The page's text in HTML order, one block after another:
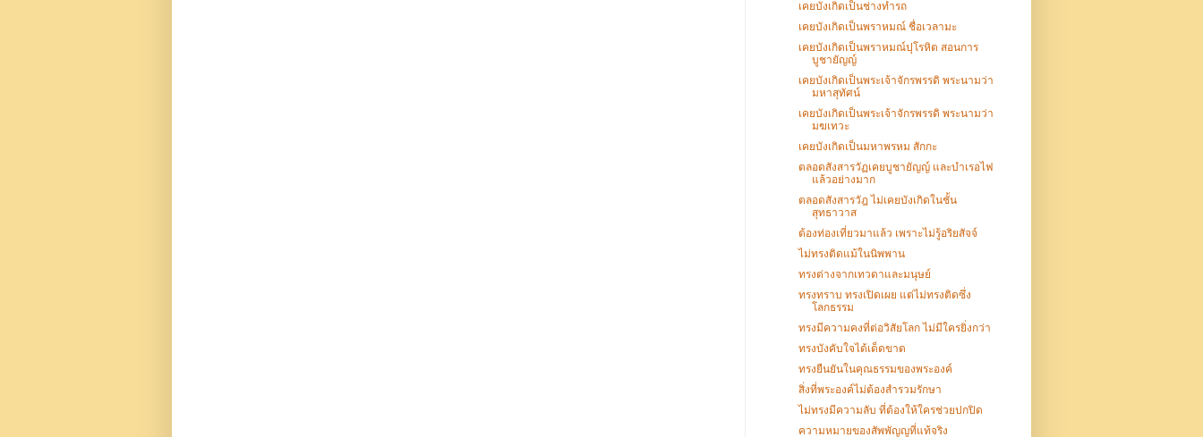
เคยบังเกิดเป็นช่างทำรถ
เคยบังเกิดเป็นพราหมณ์ ชื่อเวลามะ
เคยบังเกิดเป็นพราหมณ์ปุโรหิต สอนการ
บูชายัญญ์
เคยบังเกิดเป็นพระเจ้าจักรพรรดิ พระนามว่า
มหาสุทัศน์
เคยบังเกิดเป็นพระเจ้าจักรพรรดิ พระนามว่า
มฆเทวะ
เคยบังเกิดเป็นมหาพรหม สักกะ
ตลอดสังสารวัฏเคยบูชายัญญ์ และบำเรอไฟ
แล้วอย่างมาก
ตลอดสังสารวัฎ ไม่เคยบังเกิดในชั้น
สุทธาวาส
ต้องท่องเที่ยวมาแล้ว เพราะไม่รู้อริยสัจจ์
ไม่ทรงติดแม้ในนิพพาน
ทรงต่างจากเทวดาและมนุษย์
ทรงทราบ ทรงเปิดเผย แต่ไม่ทรงติดซึ่ง
โลกธรรม
ทรงมีความคงที่ต่อวิสัยโลก ไม่มีใครยิ่งกว่า
ทรงบังคับใจได้เด็ดขาด
ทรงยืนยันในคุณธรรมของพระองค์
สิ่งที่พระองค์ไม่ต้องสำรวมรักษา
ไม่ทรงมีความลับ ที่ต้องให้ใครช่วยปกปิด
ความหมายของสัพพัญญูที่แท้จริง